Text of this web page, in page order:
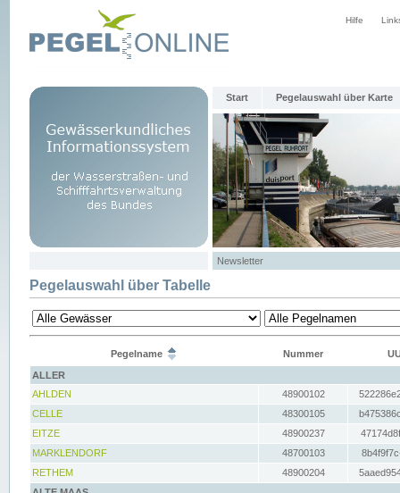
Hilfe
Start Pegelauswahl über Karte
Newsletter
Pegelauswahl über Tabelle
Pegelname Nummer
ALLER
AHLDEN
48900102
CELLE
48300105
EITZE
48900237
MARKLENDORF
48700103
RETHEM
48900204